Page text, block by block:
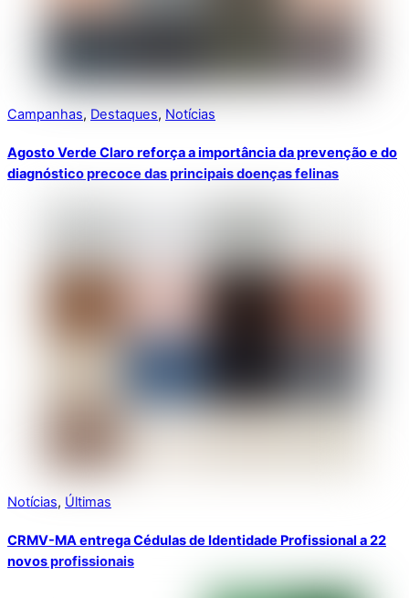
Campanhas, Destaques, Notícias
Agosto Verde Claro reforça a importância da prevenção e do
diagnóstico precoce das principais doenças felinas
Notícias, Últimas
CRMV-MA entrega Cédulas de Identidade Profissional a 22
novos profissionais